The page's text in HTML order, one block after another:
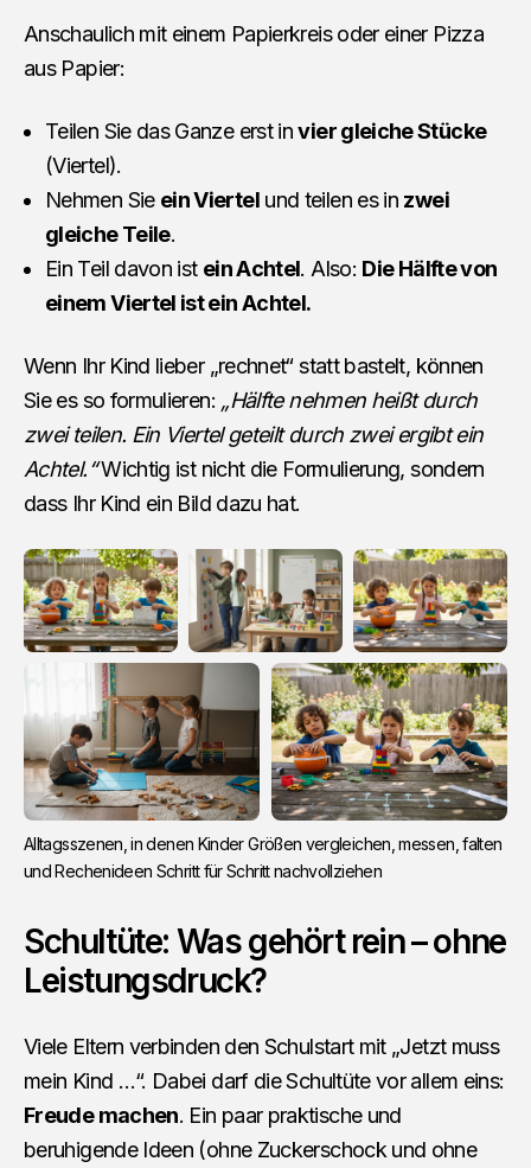
Anschaulich mit einem Papierkreis oder einer Pizza
aus Papier:
Teilen Sie das Ganze erst invier gleiche Stücke
(Viertel).
Nehmen Sie ein Viertelund teilen es in zwei
gleiche Teile.
Ein Teil davon ist ein Achtel. Also: Die Hälfte von
einem Viertel ist ein Achtel.
Wenn Ihr Kind lieber „rechnet“ statt bastelt, können
Sie es so formulieren: „Hälfte nehmen heißt durch
zwei teilen. Ein Viertel geteilt durch zwei ergibt ein
Achtel.“Wichtig ist nicht die Formulierung, sondern
dass Ihr Kind ein Bild dazu hat.
Alltagsszenen, in denen Kinder Größen vergleichen, messen, falten
und Rechenideen Schritt für Schritt nachvollziehen
Schultüte: Was gehört rein – ohne
Leistungsdruck?
Viele Eltern verbinden den Schulstart mit „Jetzt muss
mein Kind …“. Dabei darf die Schultüte vor allem eins:
Freude machen. Ein paar praktische und
beruhigende Ideen (ohne Zuckerschock und ohne